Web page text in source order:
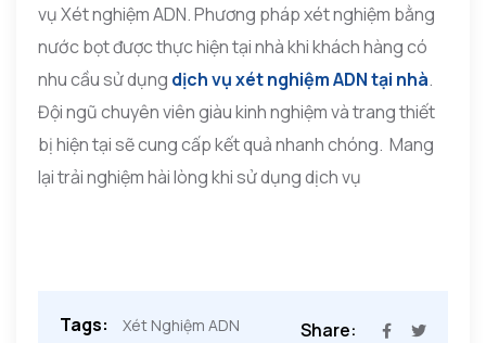
vụ Xét nghiệm ADN. Phương pháp xét nghiệm bằng
nước bọt được thực hiện tại nhà khi khách hàng có
nhu cầu sử dụng dịch vụ xét nghiệm ADN tại nhà.
Đội ngũ chuyên viên giàu kinh nghiệm và trang thiết
bị hiện tại sẽ cung cấp kết quả nhanh chóng. Mang
lại trải nghiệm hài lòng khi sử dụng dịch vụ
Tags: Xét Nghiệm ADN Share: